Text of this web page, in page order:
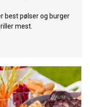
best pølser og burger
mest.